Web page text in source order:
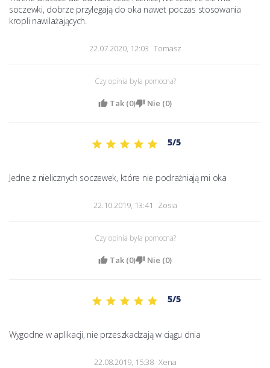
soczewki, dobrze przylegają do oka nawet poczas stosowania
kropli nawilażających.
22.07.2020, 12:03 Tomasz
Czy opinia była pomocna?
Tak (0) Nie (0)
5/5
Jedne z nielicznych soczewek, które nie podrażniają mi oka
22.10.2019, 13:41 Zosia
Czy opinia była pomocna?
Tak (0) Nie (0)
5/5
Wygodne w aplikacji, nie przeszkadzają w ciągu dnia
22.08.2019, 15:38 Xena